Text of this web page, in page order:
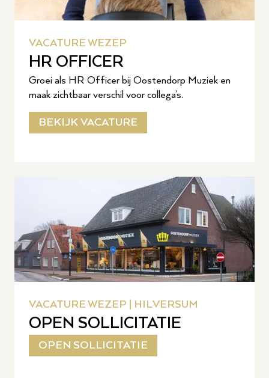
VACATURE WEZEP
HR OFFICER
Groei als HR Officer bij Oostendorp Muziek en
maak zichtbaar verschil voor collega’s.
BEKIJK VACATURE
VACATURE WEZEP | HILVERSUM
OPEN SOLLICITATIE
OPEN SOLLICITATIE